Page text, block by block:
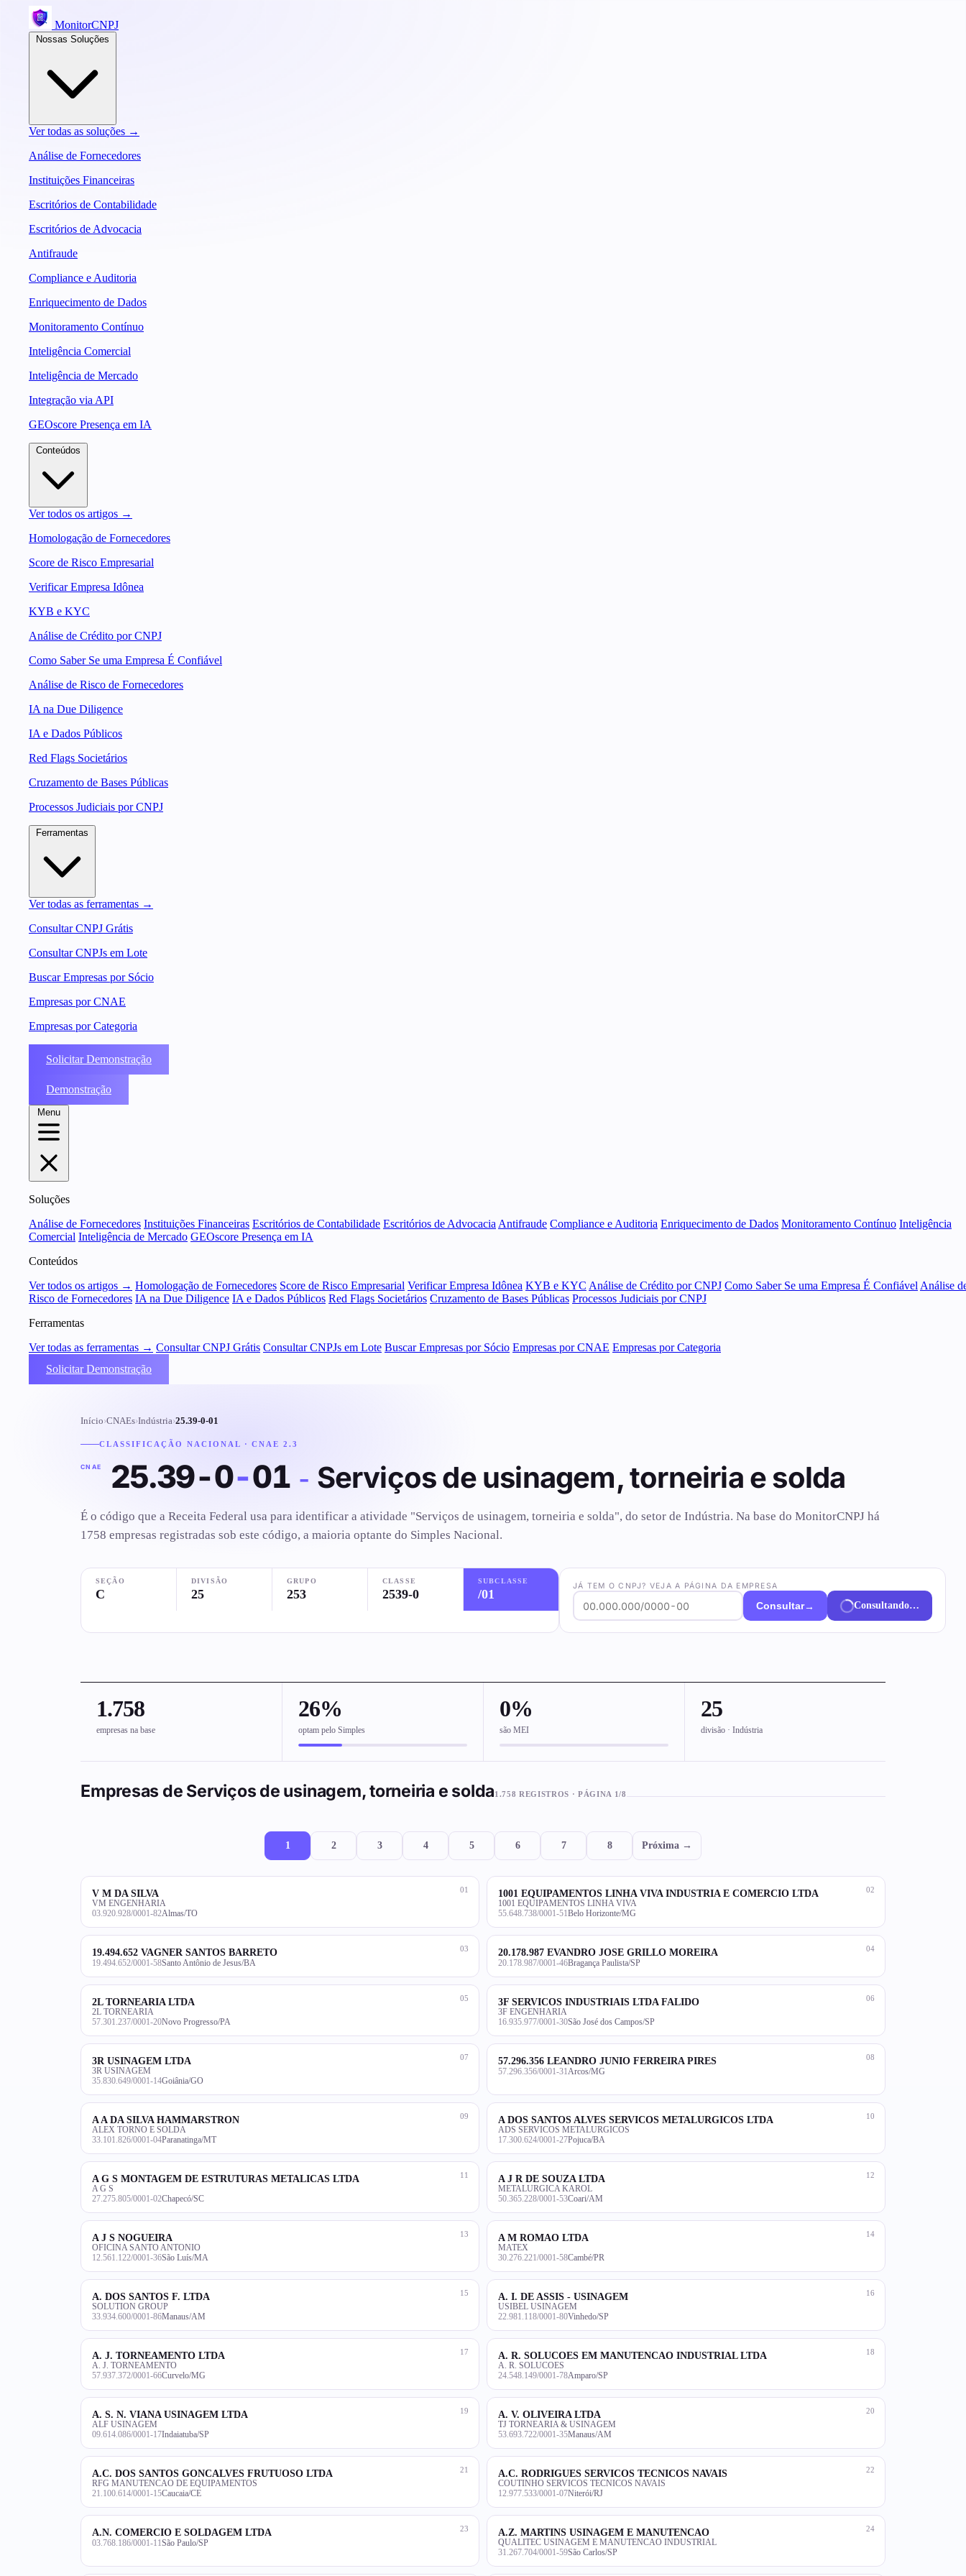
MonitorCNPJ
Ver todas as soluções →
Análise de Fornecedores
Instituições Financeiras
Escritórios de Contabilidade
Escritórios de Advocacia
Antifraude
Compliance e Auditoria
Enriquecimento de Dados
Monitoramento Contínuo
Inteligência Comercial
Inteligência de Mercado
Integração via API
GEOscore Presença em IA
Ver todos os artigos →
Homologação de Fornecedores
Score de Risco Empresarial
Verificar Empresa Idônea
KYB e KYC
Análise de Crédito por CNPJ
Como Saber Se uma Empresa É Confiável
Análise de Risco de Fornecedores
IA na Due Diligence
IA e Dados Públicos
Red Flags Societários
Cruzamento de Bases Públicas
Processos Judiciais por CNPJ
Ver todas as ferramentas →
Consultar CNPJ Grátis
Consultar CNPJs em Lote
Buscar Empresas por Sócio
Empresas por CNAE
Empresas por Categoria
Solicitar Demonstração
Demonstração
Menu
Soluções
Análise de Fornecedores Instituições Financeiras Escritórios de Contabilidade Escritórios de Advocacia Antifraude Compliance e Auditoria Enriquecimento de Dados Monitoramento Contínuo Inteligência
Comercial Inteligência de Mercado GEOscore Presença em IA
Conteúdos
Ver todos os artigos → Homologação de Fornecedores Score de Risco Empresarial Verificar Empresa Idônea KYB e KYC Análise de Crédito por CNPJ Como Saber Se uma Empresa É Confiável Análise
Risco de Fornecedores IA na Due Diligence IA e Dados Públicos Red Flags Societários Cruzamento de Bases Públicas Processos Judiciais por CNPJ
Ferramentas
Ver todas as ferramentas → Consultar CNPJ Grátis Consultar CNPJs em Lote Buscar Empresas por Sócio Empresas por CNAE Empresas por Categoria
Solicitar Demonstração
Início›CNAEs›Indústria›25.39-0-01
CLASSIFICAÇÃO NACIONAL · CNAE 2.3
CNAE 25.39-0-01 - Serviços de usinagem, torneiria e solda
É o código que a Receita Federal usa para identificar a atividade "Serviços de usinagem, torneiria e solda", do setor de Indústria. Na base do MonitorCNPJ há
1758 empresas registradas sob este código, a maioria optante do Simples Nacional.
SEÇÃO
C
DIVISÃO
25
GRUPO
253
CLASSE
2539-0
SUBCLASSE
/01
JÁ TEM O CNPJ? VEJA A PÁGINA DA EMPRESA
Consultar→ Consultando…
1.758
empresas na base
26%
optam pelo Simples
0%
são MEI
25
divisão · Indústria
Empresas de Serviços de usinagem, torneiria e solda1.758 REGISTROS · PÁGINA 1/8
1 2 3 4 5 6 7 8 Próxima →
01
V M DA SILVA
VM ENGENHARIA
03.920.928/0001-82Almas/TO
02
1001 EQUIPAMENTOS LINHA VIVA INDUSTRIA E COMERCIO LTDA
1001 EQUIPAMENTOS LINHA VIVA
55.648.738/0001-51 Belo Horizonte/MG
03
19.494.652 VAGNER SANTOS BARRETO
19.494.652/0001-58Santo Antônio de Jesus/BA
04
20.178.987 EVANDRO JOSE GRILLO MOREIRA
20.178.987/0001-46Bragança Paulista/SP
05
2L TORNEARIA LTDA
2L TORNEARIA
57.301.237/0001-20Novo Progresso/PA
06
3F SERVICOS INDUSTRIAIS LTDA FALIDO
3F ENGENHARIA
16.935.977/0001-30São José dos Campos/SP
07
3R USINAGEM LTDA
3R USINAGEM
35.830.649/0001-14Goiânia/GO
08
57.296.356 LEANDRO JUNIO FERREIRA PIRES
57.296.356/0001-31 Arcos/MG
09
A A DA SILVA HAMMARSTRON
ALEX TORNO E SOLDA
33.101.826/0001-04Paranatinga/MT
10
A DOS SANTOS ALVES SERVICOS METALURGICOS LTDA
ADS SERVICOS METALURGICOS
17.300.624/0001-27Pojuca/BA
11
A G S MONTAGEM DE ESTRUTURAS METALICAS LTDA
A G S
27.275.805/0001-02Chapecó/SC
12
A J R DE SOUZA LTDA
METALURGICA KAROL
50.365.228/0001-53Coari/AM
13
A J S NOGUEIRA
OFICINA SANTO ANTONIO
12.561.122/0001-36São Luís/MA
14
A M ROMAO LTDA
MATEX
30.276.221/0001-58Cambé/PR
15
A. DOS SANTOS F. LTDA
SOLUTION GROUP
33.934.600/0001-86Manaus/AM
16
A. I. DE ASSIS - USINAGEM
USIBEL USINAGEM
22.981.118/0001-80Vinhedo/SP
17
A. J. TORNEAMENTO LTDA
A. J. TORNEAMENTO
57.937.372/0001-66Curvelo/MG
18
A. R. SOLUCOES EM MANUTENCAO INDUSTRIAL LTDA
A. R. SOLUCOES
24.548.149/0001-78Amparo/SP
19
A. S. N. VIANA USINAGEM LTDA
ALF USINAGEM
09.614.086/0001-17Indaiatuba/SP
20
A. V. OLIVEIRA LTDA
TJ TORNEARIA & USINAGEM
53.693.722/0001-35Manaus/AM
21
A.C. DOS SANTOS GONCALVES FRUTUOSO LTDA
RFG MANUTENCAO DE EQUIPAMENTOS
21.100.614/0001-15Caucaia/CE
22
A.C. RODRIGUES SERVICOS TECNICOS NAVAIS
COUTINHO SERVICOS TECNICOS NAVAIS
12.977.533/0001-07Niterói/RJ
23
A.N. COMERCIO E SOLDAGEM LTDA
03.768.186/0001-11 São Paulo/SP
24
A.Z. MARTINS USINAGEM E MANUTENCAO
QUALITEC USINAGEM E MANUTENCAO INDUSTRIAL
31.267.704/0001-59São Carlos/SP